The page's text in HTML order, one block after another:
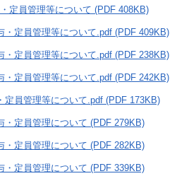
定員管理等について (PDF 408KB)
・定員管理等について.pdf (PDF 409KB)
・定員管理等について.pdf (PDF 238KB)
・定員管理等について.pdf (PDF 242KB)
定員管理等について.pdf (PDF 173KB)
・定員管理について (PDF 279KB)
・定員管理について (PDF 282KB)
・定員管理について (PDF 339KB)